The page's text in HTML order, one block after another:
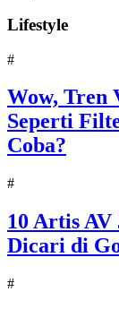
Lifestyle
#
Wow, Tren
Seperti
Coba?
#
10 Artis AV
Dicari di
#